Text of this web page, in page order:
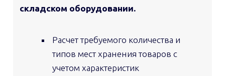
складском оборудовании.
Расчет требуемого количества и
типов мест хранения товаров с
учетом характеристик